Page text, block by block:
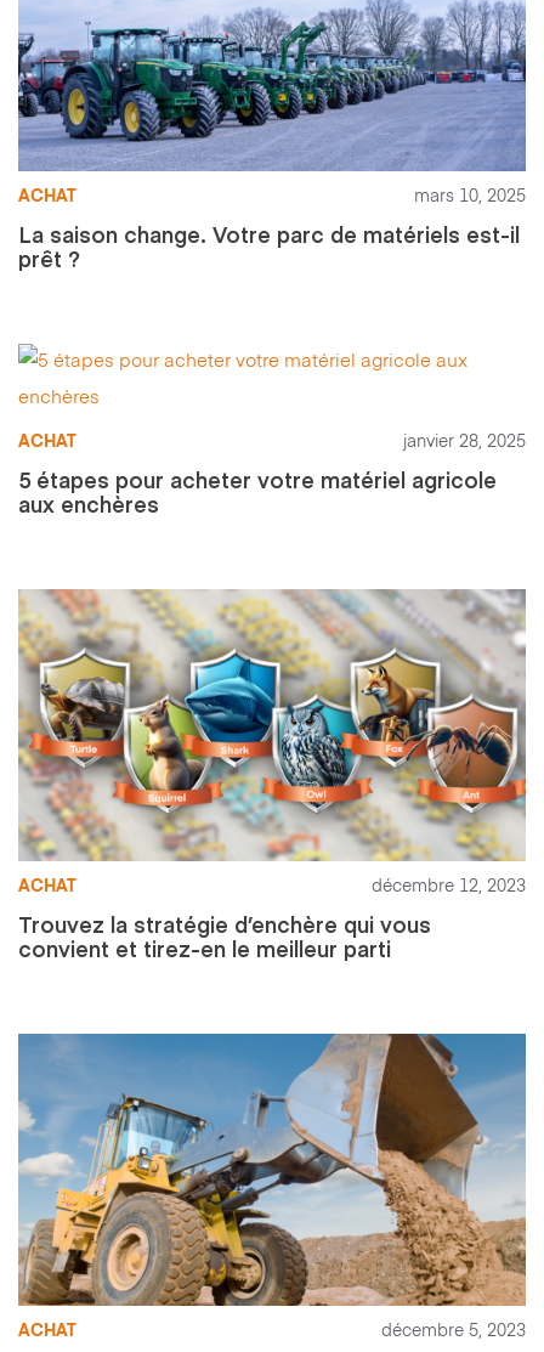
ACHAT mars 10, 2025
La saison change. Votre parc de matériels est-il
prêt ?
ACHAT janvier 28, 2025
5 étapes pour acheter votre matériel agricole
aux enchères
ACHAT décembre 12, 2023
Trouvez la stratégie d’enchère qui vous
convient et tirez-en le meilleur parti
ACHAT décembre 5, 2023